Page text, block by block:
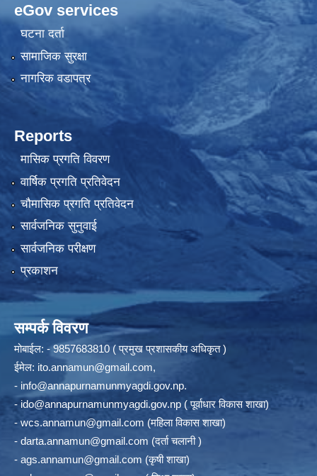
eGov services
घटना दर्ता
सामाजिक सुरक्षा
नागरिक वडापत्र
Reports
मासिक प्रगति विवरण
वार्षिक प्रगति प्रतिवेदन
चौमासिक प्रगति प्रतिवेदन
सार्वजनिक सुनुवाई
सार्वजनिक परीक्षण
प्रकाशन
सम्पर्क विवरण
मोबाईल: - 9857683810 ( प्रमुख प्रशासकीय अधिकृत )
ईमेल: ito.annamun@gmail.com,
- info@annapurnamunmyagdi.gov.np.
- ido@annapurnamunmyagdi.gov.np ( पूर्वाधार विकास शाखा)
- wcs.annamun@gmail.com (महिला विकास शाखा)
- darta.annamun@gmail.com (दर्ता चलानी )
- ags.annamun@gmail.com (कृषी शाखा)